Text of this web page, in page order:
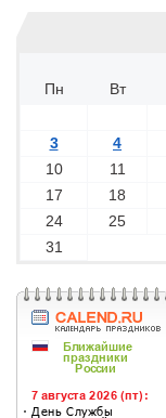
Пн
Вт
3
4
10
11
17
18
24
25
31